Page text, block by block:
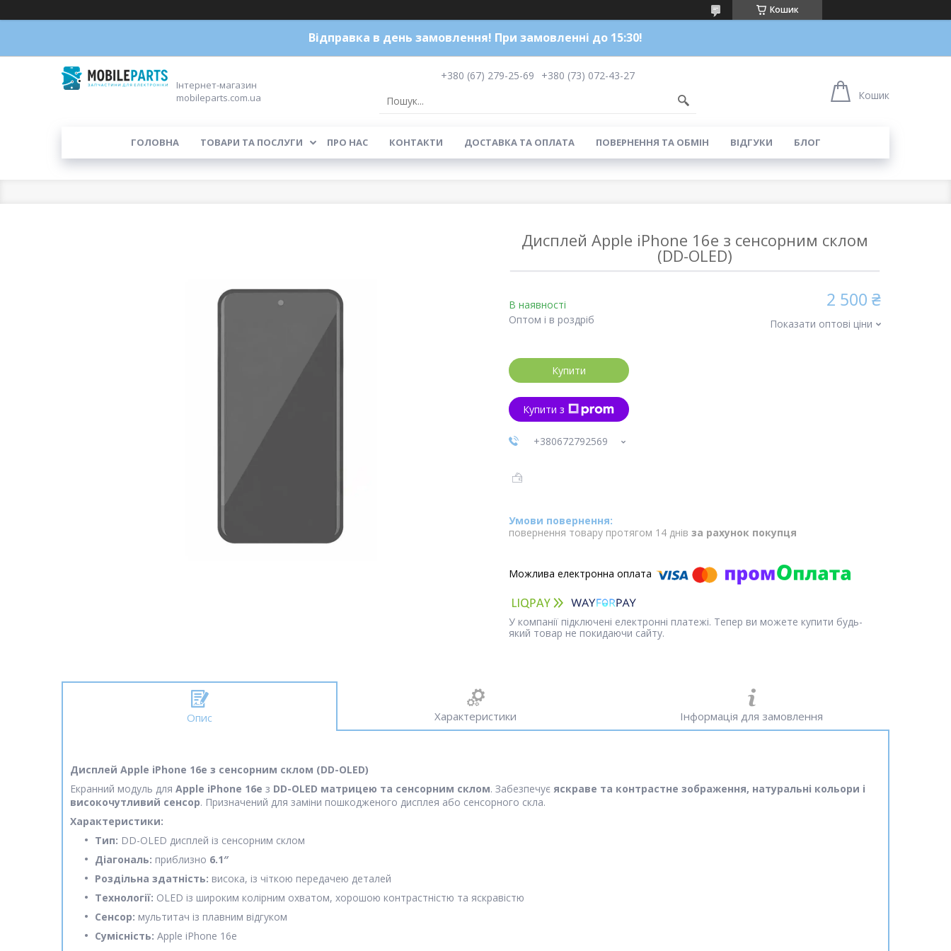
Кошик
Відправка в день замовлення! При замовленні до 15:30!
Інтернет-магазин
mobileparts.com.ua
+380 (67) 279-25-69
+380 (73) 072-43-27
Кошик
ГОЛОВНА ТОВАРИ ТА ПОСЛУГИ ПРО НАС КОНТАКТИ ДОСТАВКА ТА ОПЛАТА ПОВЕРНЕННЯ ТА ОБМІН ВІДГУКИ БЛОГ
Дисплей Apple iPhone 16e з сенсорним склом
(DD-OLED)
В наявності
Оптом і в роздріб
2 500 ₴
Показати оптові ціни
Купити
Купити з
+380672792569
повернення товару протягом 14 днів за рахунок покупця
У компанії підключені електронні платежі. Тепер ви можете купити будь-
який товар не покидаючи сайту.
Опис Характеристики Інформація для замовлення
Дисплей Apple iPhone 16e з сенсорним склом (DD-OLED)
Екранний модуль для Apple iPhone 16e з DD-OLED матрицею та сенсорним склом. Забезпечує яскраве та контрастне зображення, натуральні кольори і
високочутливий сенсор. Призначений для заміни пошкодженого дисплея або сенсорного скла.
Характеристики:
Тип: DD-OLED дисплей із сенсорним склом
Діагональ: приблизно 6.1″
Роздільна здатність: висока, із чіткою передачею деталей
Технології: OLED із широким колірним охватом, хорошою контрастністю та яскравістю
Сенсор: мультитач із плавним відгуком
Сумісність: Apple iPhone 16e